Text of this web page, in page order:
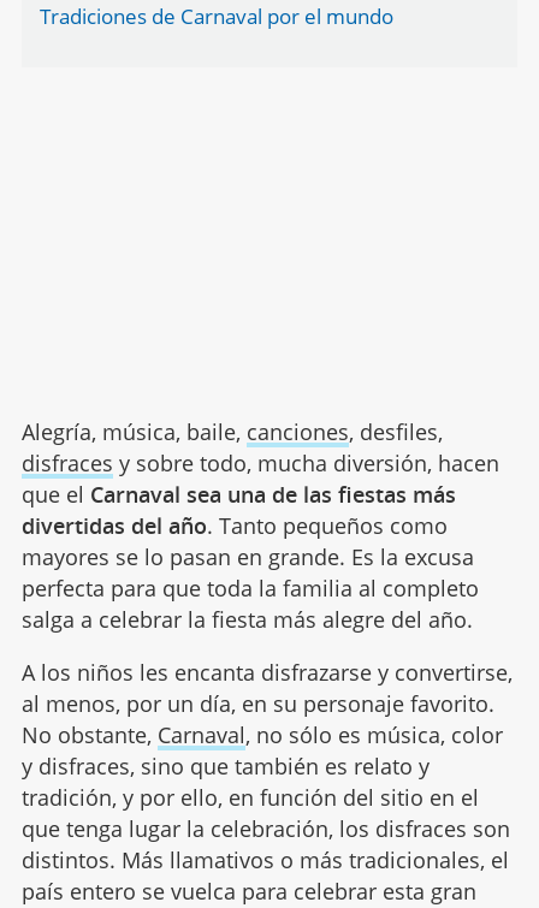
Tradiciones de Carnaval por el mundo
Alegría, música, baile, canciones, desfiles,
disfraces y sobre todo, mucha diversión, hacen
que el Carnaval sea una de las fiestas más
divertidas del año. Tanto pequeños como
mayores se lo pasan en grande. Es la excusa
perfecta para que toda la familia al completo
salga a celebrar la fiesta más alegre del año.
A los niños les encanta disfrazarse y convertirse,
al menos, por un día, en su personaje favorito.
No obstante, Carnaval, no sólo es música, color
y disfraces, sino que también es relato y
tradición, y por ello, en función del sitio en el
que tenga lugar la celebración, los disfraces son
distintos. Más llamativos o más tradicionales, el
país entero se vuelca para celebrar esta gran